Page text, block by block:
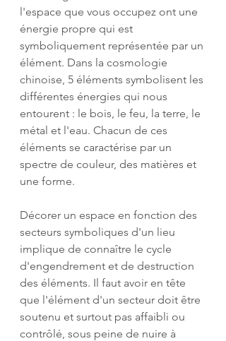
l'espace que vous occupez ont une
énergie propre qui est
symboliquement représentée par un
élément. Dans la cosmologie
chinoise, 5 éléments symbolisent les
différentes énergies qui nous
entourent : le bois, le feu, la terre, le
métal et l'eau. Chacun de ces
éléments se caractérise par un
spectre de couleur, des matières et
une forme.
Décorer un espace en fonction des
secteurs symboliques d'un lieu
implique de connaître le cycle
d'engendrement et de destruction
des éléments. Il faut avoir en tête
que l'élément d'un secteur doit être
soutenu et surtout pas affaibli ou
contrôlé, sous peine de nuire à